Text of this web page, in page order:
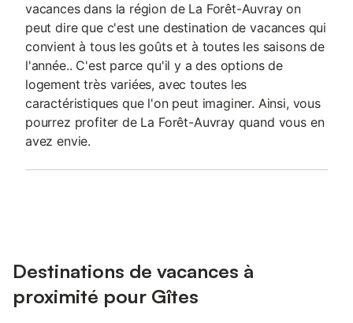
vacances dans la région de La Forêt-Auvray on
peut dire que c'est une destination de vacances qui
convient à tous les goûts et à toutes les saisons de
l'année.. C'est parce qu'il y a des options de
logement très variées, avec toutes les
caractéristiques que l'on peut imaginer. Ainsi, vous
pourrez profiter de La Forêt-Auvray quand vous en
avez envie.
Destinations de vacances à
proximité pour Gîtes